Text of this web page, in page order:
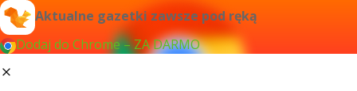
Aktualne gazetki zawsze pod ręką
Dodaj do Chrome – ZA DARMO